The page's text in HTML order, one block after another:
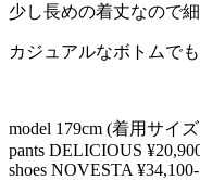
少し長めの着丈なので
カジュアルなボトムで
model 179cm (着用サイ
pants DELICIOUS
shoes NOVESTA ¥34,100-